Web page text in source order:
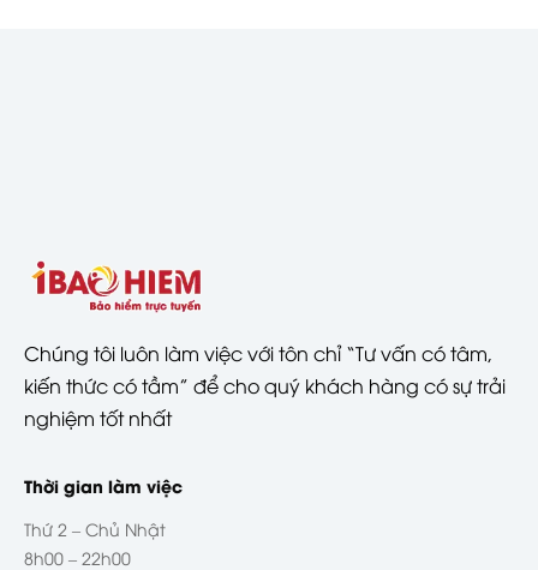
Chúng tôi luôn làm việc với tôn chỉ “Tư vấn có tâm,
kiến thức có tầm” để cho quý khách hàng có sự trải
nghiệm tốt nhất
Thời gian làm việc
Thứ 2 – Chủ Nhật
8h00 – 22h00